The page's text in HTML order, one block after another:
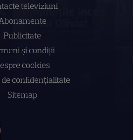
televiziuni
Publicitate
și condiții
cookies
de confidenţialitate
Sitemap